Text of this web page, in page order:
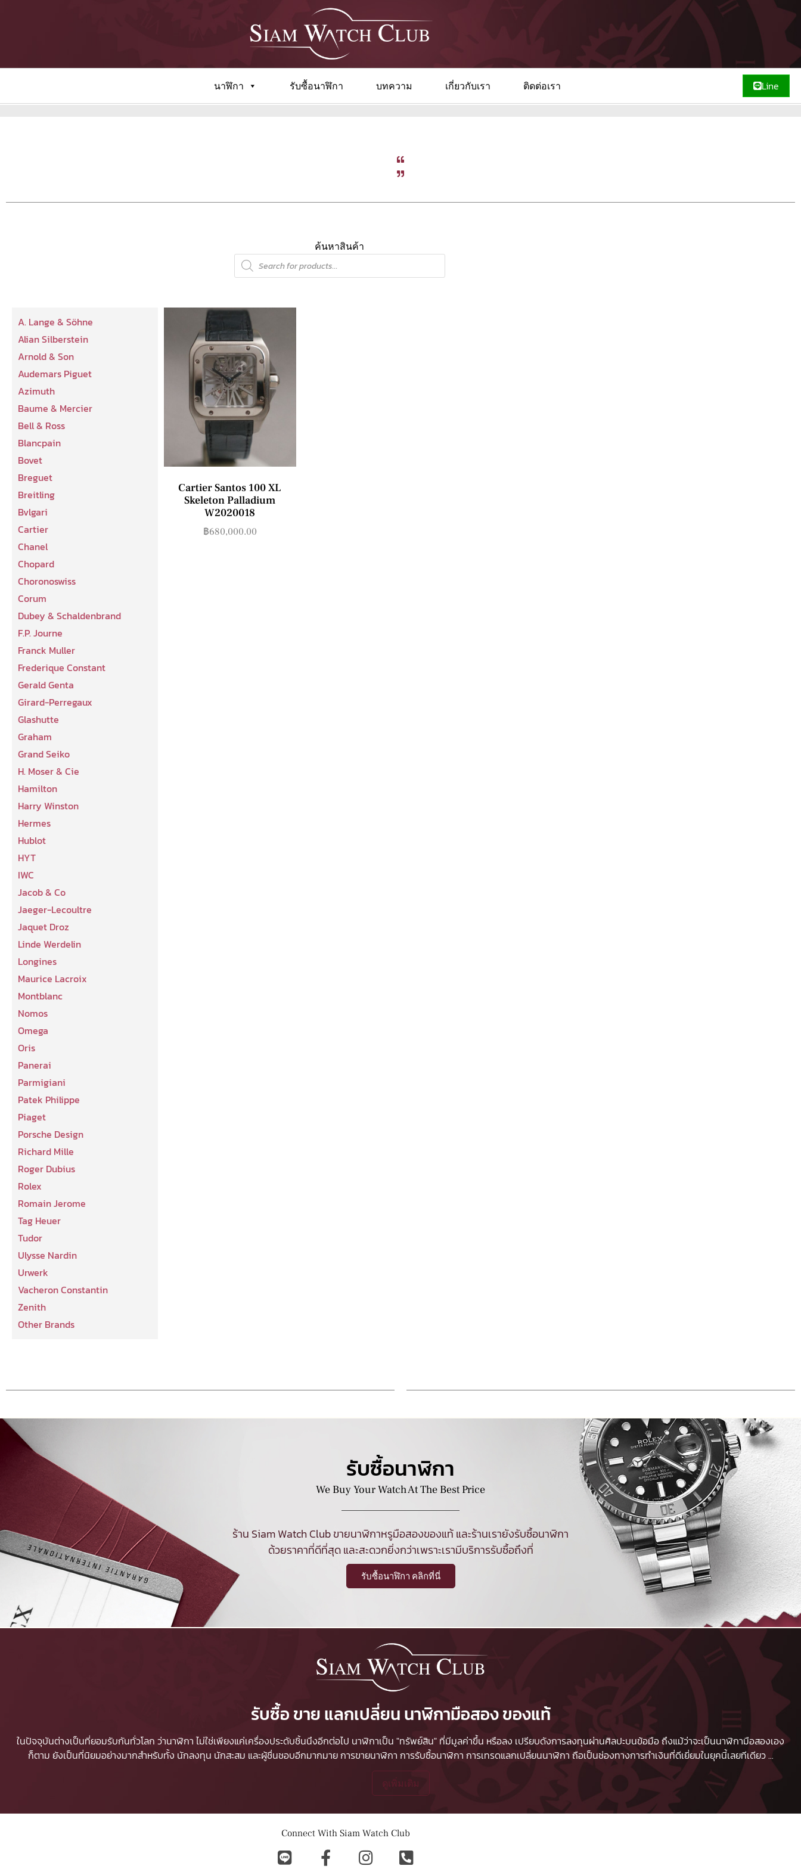
นาฬิกา รับซื้อนาฬิกา บทความ เกี่ยวกับเรา ติดต่อเรา Line
ค้นหาสินค้า
A. Lange & Söhne
Alian Silberstein
Arnold & Son
Audemars Piguet
Azimuth
Baume & Mercier
Bell & Ross
Blancpain
Bovet
Breguet
Breitling
Bvlgari
Cartier
Chanel
Chopard
Choronoswiss
Corum
Dubey & Schaldenbrand
F.P. Journe
Franck Muller
Frederique Constant
Gerald Genta
Girard-Perregaux
Glashutte
Graham
Grand Seiko
H. Moser & Cie
Hamilton
Harry Winston
Hermes
Hublot
HYT
IWC
Jacob & Co
Jaeger-Lecoultre
Jaquet Droz
Linde Werdelin
Longines
Maurice Lacroix
Montblanc
Nomos
Omega
Oris
Panerai
Parmigiani
Patek Philippe
Piaget
Porsche Design
Richard Mille
Roger Dubius
Rolex
Romain Jerome
Tag Heuer
Tudor
Ulysse Nardin
Urwerk
Vacheron Constantin
Zenith
Other Brands
Cartier Santos 100 XL
Skeleton Palladium
W2020018
฿680,000.00
รับซื้อนาฬิกา
We Buy Your Watch At The Best Price
ร้าน Siam Watch Club ขายนาฬิกาหรูมือสองของแท้ และร้านเรายังรับซื้อนาฬิกา
ด้วยราคาที่ดีที่สุด และสะดวกยิ่งกว่าเพราะเรามีบริการรับซื้อถึงที่
รับซื้อนาฬิกา คลิกที่นี่
รับซื้อ ขาย แลกเปลี่ยน นาฬิกามือสอง ของแท้
ในปัจจุบันต่างเป็นที่ยอมรับกันทั่วโลก ว่านาฬิกา ไม่ใช่เพียงแค่เครื่องประดับชิ้นนึงอีกต่อไป นาฬิกาเป็น "ทรัพย์สิน" ที่มีมูลค่าขึ้น หรือลง เปรียบดังการลงทุนผ่านศิลปะบนข้อมือ ถึงแม้ว่าจะเป็นนาฬิกามือสองเอง
ก็ตาม ยังเป็นที่นิยมอย่างมากสำหรับทั้ง นักลงทุน นักสะสม และผู้ชื่นชอบอีกมากมายการขายนาฬิกา การรับซื้อนาฬิกา การเทรดแลกเปลี่ยนนาฬิกา ถือเป็นช่องทางการทำเงินที่ดีเยี่ยมในยุคนี้เลยทีเดียว...
ดูเพิ่มเติม
Connect With Siam Watch Club